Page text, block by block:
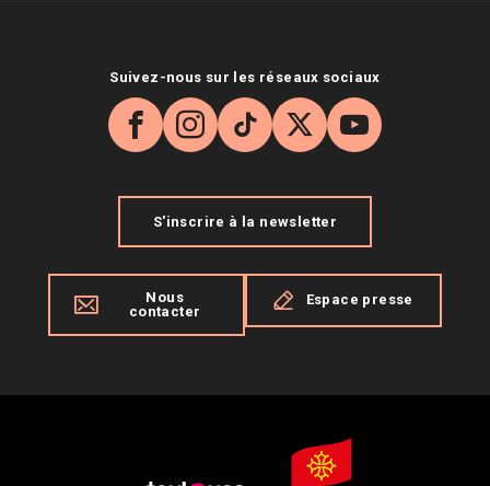
Suivez-nous sur les réseaux sociaux
Facebook
Instagram
TikTok
X YouTube
S'inscrire à la newsletter
Nous
contacter
Espace presse